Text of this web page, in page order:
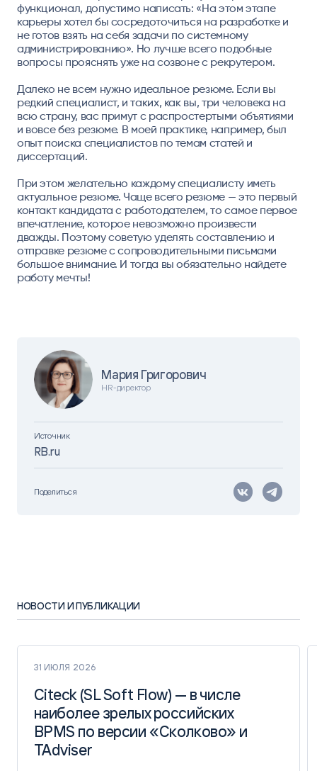
Мария Григорович
НR-директор
Источник
RB.ru
Поделиться
функционал, допустимо написать: «На этом этапе
карьеры хотел бы сосредоточиться на разработке и
не готов взять на себя задачи по системному
администрированию». Но лучше всего подобные
вопросы прояснять уже на созвоне с рекрутером.
Далеко не всем нужно идеальное резюме. Если вы
редкий специалист, и таких, как вы, три человека на
всю страну, вас примут с распростертыми объятиями
и вовсе без резюме. В моей практике, например, был
опыт поиска специалистов по темам статей и
диссертаций.
При этом желательно каждому специалисту иметь
актуальное резюме. Чаще всего резюме — это первый
контакт кандидата с работодателем, то самое первое
впечатление, которое невозможно произвести
дважды. Поэтому советую уделять составлению и
отправке резюме с сопроводительными письмами
большое внимание. И тогда вы обязательно найдете
работу мечты!
НОВОСТИ И ПУБЛИКАЦИИ
31 ИЮЛЯ 2026
Citeck (SL Soft Flow) — в числе
наиболее зрелых российских
BPMS по версии «Сколково» и
TAdviser
Citeck (SL Soft Flow) — в числе
наиболее зрелых российских
BPMS по версии «Сколково» и
TAdviser